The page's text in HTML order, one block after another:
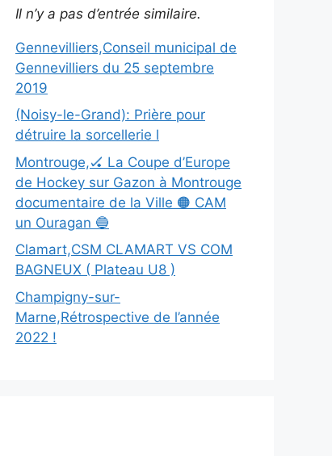
Il n’y a pas d’entrée similaire.
Gennevilliers,Conseil municipal de
Gennevilliers du 25 septembre
2019
(Noisy-le-Grand): Prière pour
détruire la sorcellerie l
Montrouge,🏑 La Coupe d’Europe
de Hockey sur Gazon à Montrouge
documentaire de la Ville 🟠 CAM
un Ouragan 🔵
Clamart,CSM CLAMART VS COM
BAGNEUX ( Plateau U8 )
Champigny-sur-
Marne,Rétrospective de l’année
2022 !